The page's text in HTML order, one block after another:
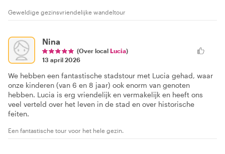
Geweldige gezinsvriendelijke wandeltour
Nina
(Over local Lucia)
13 april 2026
We hebben een fantastische stadstour met Lucia gehad, waar
onze kinderen (van 6 en 8 jaar) ook enorm van genoten
hebben. Lucia is erg vriendelijk en vermakelijk en heeft ons
veel verteld over het leven in de stad en over historische
feiten.
Een fantastische tour voor het hele gezin.